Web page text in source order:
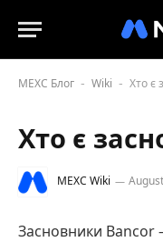
MEXC Блог - Wiki - Хто є
Хто є
MEXC Wiki
Засновники Bancor